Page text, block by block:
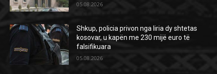
05.08.2026
Shkup, policia privon nga liria dy shtetas
kosovar, u kapën me 230 mijë euro të
falsifikuara
05.08.2026